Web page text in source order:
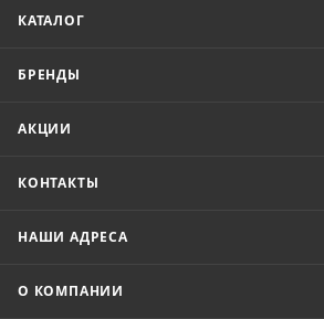
КАТАЛОГ
БРЕНДЫ
АКЦИИ
КОНТАКТЫ
НАШИ АДРЕСА
О КОМПАНИИ